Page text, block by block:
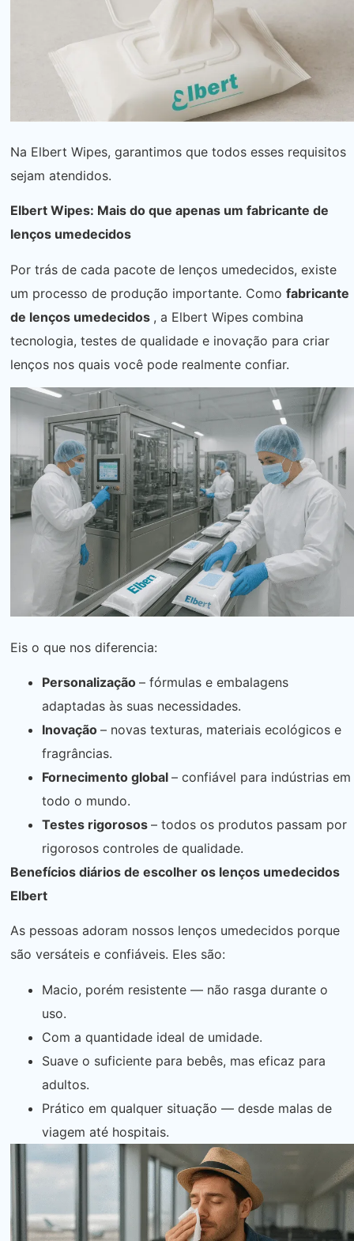
Na Elbert Wipes, garantimos que todos esses requisitos
sejam atendidos.
Elbert Wipes: Mais do que apenas um fabricante de
lenços umedecidos
Por trás de cada pacote de lenços umedecidos, existe
um processo de produção importante. Como fabricante
de lenços umedecidos , a Elbert Wipes combina
tecnologia, testes de qualidade e inovação para criar
lenços nos quais você pode realmente confiar.
Eis o que nos diferencia:
Personalização – fórmulas e embalagens
adaptadas às suas necessidades.
Inovação – novas texturas, materiais ecológicos e
fragrâncias.
Fornecimento global – confiável para indústrias em
todo o mundo.
Testes rigorosos – todos os produtos passam por
rigorosos controles de qualidade.
Benefícios diários de escolher os lenços umedecidos
Elbert
As pessoas adoram nossos lenços umedecidos porque
são versáteis e confiáveis. Eles são:
Macio, porém resistente — não rasga durante o
uso.
Com a quantidade ideal de umidade.
Suave o suficiente para bebês, mas eficaz para
adultos.
Prático em qualquer situação — desde malas de
viagem até hospitais.